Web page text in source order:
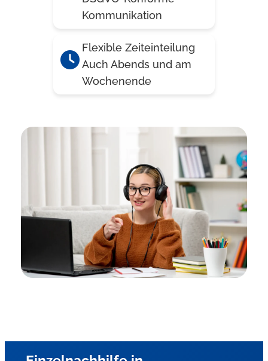
Kommunikation
Flexible Zeiteinteilung
Auch Abends und am
Wochenende